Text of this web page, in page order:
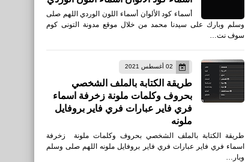
أسماء كود الألوان أسماء اللون الوردي اللهم صلى
وسلم وبارك على سيدنا محمد من خلال موقع مدونة التونى كوم
سوف نت…
02 أغسطس 2021
طريقة الكتابة بالملف الشخصي
بحروف وكلمات ملونة زخرفة اسماء
فري فاير عبارات فري فاير بروفايل
ملونه
طريقة الكتابة بالملف الشخصي بحروف وكلمات ملونة زخرفة
اسماء فري فاير عبارات فري فاير بروفايل ملونه اللهم صلى وسلم
وبار…